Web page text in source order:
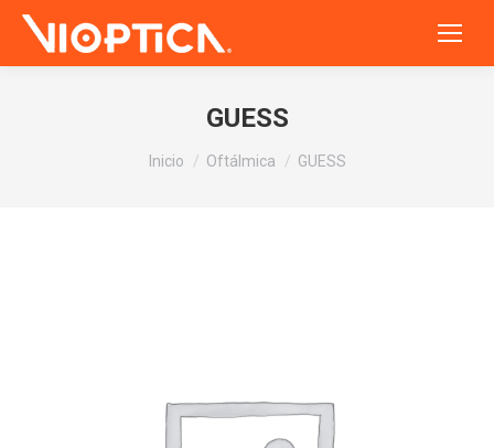
GUESS
Estás aquí:
Inicio Oftálmica GUESS